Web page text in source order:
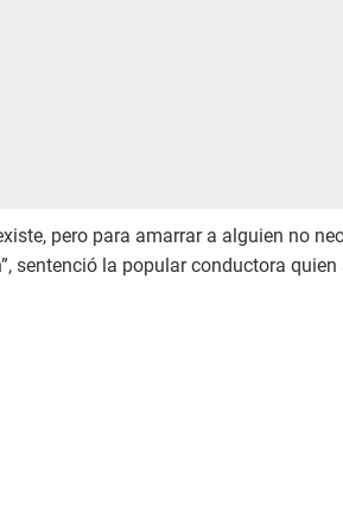
pero para amarrar a alguien no
sentenció la popular conductora